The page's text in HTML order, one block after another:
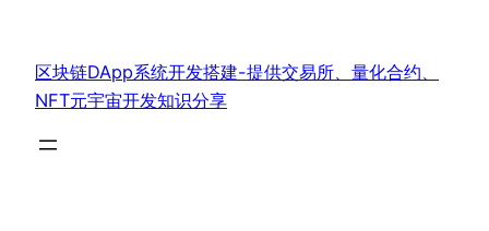
区块链DApp系统开发搭建-提供交易所、量化合约、
NFT元宇宙开发知识分享